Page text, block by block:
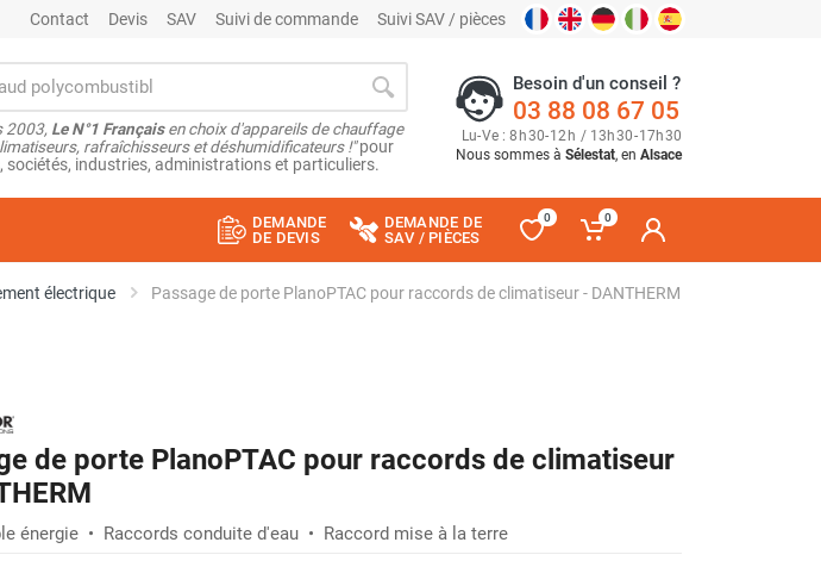
Contact Devis SAV Suivi de commande Suivi SAV / pièces
2003, Le N°1 Françaisen choix d'appareils de chauffage
rafraîchisseurs et déshumidificateurs !"pour
sociétés, industries, administrations et particuliers.
Besoin d'un conseil ?
03 88 08 67 05
Lu-Ve : 8h30-12h / 13h30-17h30
Nous sommes à Sélestat, en Alsace
DEMANDE
DE DEVIS
DEMANDE DE
SAV / PIÈCES
0 0
électrique Passage de porte PlanoPTAC pour raccords de climatiseur - DANTHERM
-10%
de porte PlanoPTAC pour raccords de climatiseur
énergie • Raccords conduite d'eau • Raccord mise à la terre